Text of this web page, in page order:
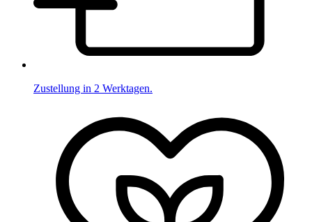
Zustellung in 2 Werktagen.